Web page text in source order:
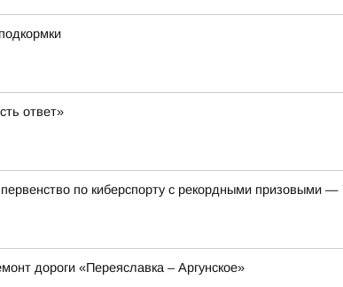
ответ»
по киберспорту с рекордными призовыми
дороги «Переяславка – Аргунское»